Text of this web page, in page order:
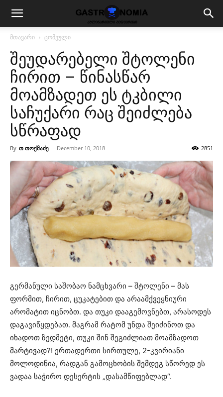
მთავარი ცომეული
შეუდარებელი შტოლენი
ჩირით – წინასწარ
მოამზადეთ ეს ტკბილი
საჩუქარი რაც შეიძლება
სწრაფად
By თ თოქმაძე - December 10, 2018 2851
გერმანული საშობაო ნამცხვარი – შტოლენი – მას
ფორმით, ჩირით, ცუკატებით და არაამქვეყნიური
არომატით იცნობთ. და თუკი დააგემოვნებთ, არასოდეს
დაგავიწყდებათ. მაგრამ რატომ უნდა შეიძინოთ და
იხადოთ ზედმეტი, თუკი შინ შეგიძლიათ მოამზადოთ
მარტივად?! ერთადერთი სირთულე, 2-კვირიანი
მოლოდინია, რადგან გამოცხობის შემდეგ სწორედ ეს
ვადაა საჭირო დესერტის „დასამწიფებლად“.